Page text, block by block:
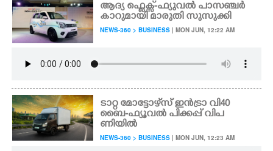
ആദ്യ ഫ്ലെക്സ്-ഫ്യുവൽ പാസഞ്ചർ
കാറുമായി മാരുതി സുസുക്കി
NEWS-360 > BUSINESS | MON JUN, 12:22 AM
ടാറ്റ മോട്ടോഴ്‌സ് ഇൻട്രാ വി40
ബൈ-ഫ്യൂവൽ പിക്കപ്പ് വിപ
ണിയിൽ
NEWS-360 > BUSINESS | MON JUN, 12:23 AM